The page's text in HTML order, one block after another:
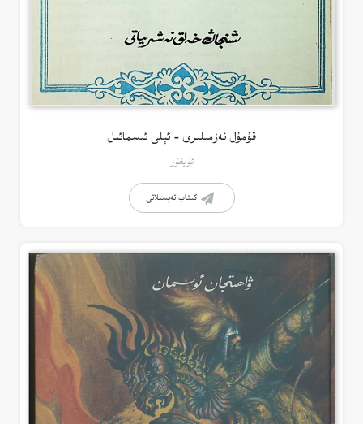
قۇمۇل نەزمىلىرى – ئېلى ئىسمائىل
ئۇيغۇر
كىتاب تەپسىلاتى